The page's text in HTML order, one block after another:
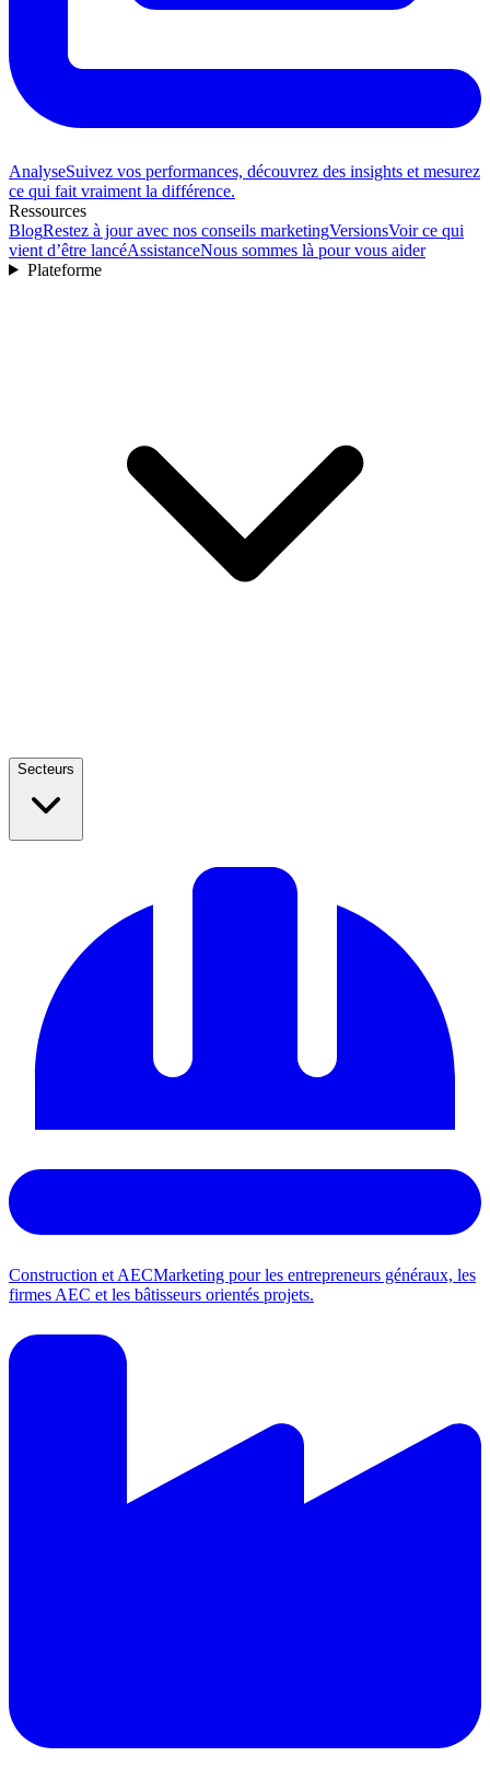
AnalyseSuivez vos performances, découvrez des insights et mesurez
ce qui fait vraiment la différence.
Ressources
BlogRestez à jour avec nos conseils marketingVersionsVoir ce qui
vient d’être lancéAssistanceNous sommes là pour vous aider
Plateforme
Secteurs
Construction et AECMarketing pour les entrepreneurs généraux, les
firmes AEC et les bâtisseurs orientés projets.